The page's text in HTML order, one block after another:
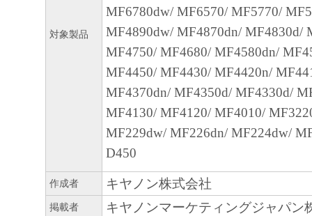
部、複製することができます。
(3) 上記(1)および(2)に定める場合を除き、
ヤノンのライセンサーのいかなる知的財産
と黙示たるとを問わず、本契約書によって
るいは許諾されるものではありません。
ア」を使用させることはできません。
(2) お客様は、「本ソフトウェア」の全部
対象製品
MF6780dw/ MF6570/ MF5770/
MF4890dw/ MF4870dn/ MF4830d/
MF4750/ MF4680/ MF4580dn/
MF4450/ MF4430/ MF4420n/
MF4370dn/ MF4350d/ MF4330d/
MF4130/ MF4120/ MF4010/
MF229dw/ MF226dn/ MF224dw/
D450
作成者 キヤノン株式会社
掲載者 キヤノンマーケティングジャパン